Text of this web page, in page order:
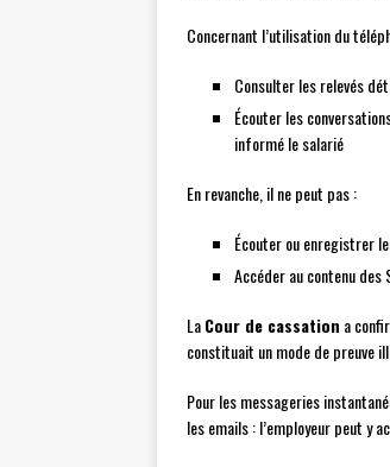
Concernant l’utilisation du
Consulter les relevés
Écouter les
informé le salarié
En revanche, il ne peut pas :
Écouter ou enregistrer
Accéder au contenu des
LaCour de cassation a
constituait un mode de preuve
Pour les messageries
les emails : l’employeur peut y